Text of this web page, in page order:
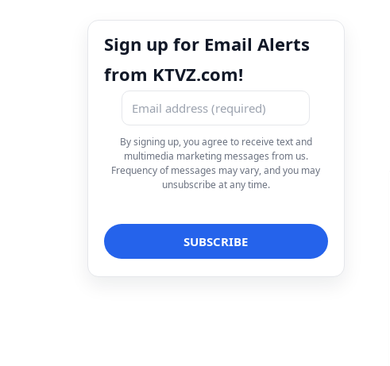
Sign up for Email Alerts
from KTVZ.com!
By signing up, you agree to receive text and
multimedia marketing messages from us.
Frequency of messages may vary, and you may
unsubscribe at any time.